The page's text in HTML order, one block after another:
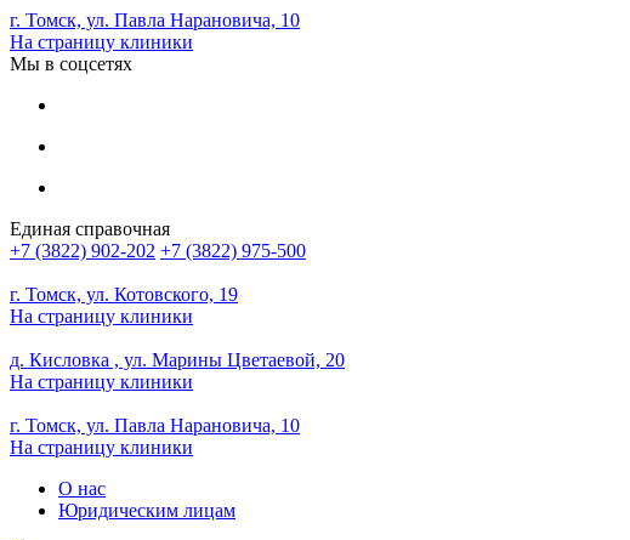
г. Томск, ул. Павла Нарановича, 10
На страницу клиники
Мы в соцсетях
Единая справочная
+7 (3822) 902-202 +7 (3822) 975-500
г. Томск, ул. Котовского, 19
На страницу клиники
д. Кисловка , ул. Марины Цветаевой, 20
На страницу клиники
г. Томск, ул. Павла Нарановича, 10
На страницу клиники
О нас
Юридическим лицам